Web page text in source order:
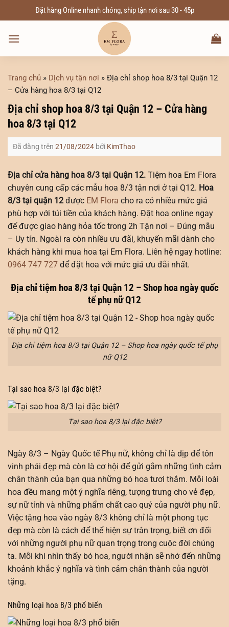
đến
dung
Đặt hàng Online nhanh chóng, ship tận nơi sau 30 - 45p
Trang chủ » Dịch vụ tận nơi » Địa chỉ shop hoa 8/3 tại Quận 12
– Cửa hàng hoa 8/3 tại Q12
Địa chỉ shop hoa 8/3 tại Quận 12 – Cửa hàng
hoa 8/3 tại Q12
Đã đăng trên 21/08/2024 bởi KimThao
Địa chỉ cửa hàng hoa 8/3 tại Quận 12. Tiệm hoa Em Flora
chuyên cung cấp các mẫu hoa 8/3 tận nơi ở tại Q12. Hoa
8/3 tại quận 12 được EM Flora cho ra có nhiều mức giá
phù hợp với túi tiền của khách hàng. Đặt hoa online ngay
để được giao hàng hỏa tốc trong 2h Tận nơi – Đúng mẫu
– Uy tín. Ngoài ra còn nhiều ưu đãi, khuyến mãi dành cho
khách hàng khi mua hoa tại Em Flora. Liên hệ ngay hotline:
0964 747 727 để đặt hoa với mức giá ưu đãi nhất.
Địa chỉ tiệm hoa 8/3 tại Quận 12 – Shop hoa ngày quốc
tế phụ nữ Q12
Địa chỉ tiệm hoa 8/3 tại Quận 12 – Shop hoa ngày quốc tế phụ
nữ Q12
Tại sao hoa 8/3 lại đặc biệt?
Tại sao hoa 8/3 lại đặc biệt?
Ngày 8/3 – Ngày Quốc tế Phụ nữ, không chỉ là dịp để tôn
vinh phái đẹp mà còn là cơ hội để gửi gắm những tình cảm
chân thành của bạn qua những bó hoa tươi thắm. Mỗi loài
hoa đều mang một ý nghĩa riêng, tượng trưng cho vẻ đẹp,
sự nữ tính và những phẩm chất cao quý của người phụ nữ.
Việc tặng hoa vào ngày 8/3 không chỉ là một phong tục
đẹp mà còn là cách để thể hiện sự trân trọng, biết ơn đối
với những người phụ nữ quan trọng trong cuộc đời chúng
ta. Mỗi khi nhìn thấy bó hoa, người nhận sẽ nhớ đến những
khoảnh khắc ý nghĩa và tình cảm chân thành của người
tặng.
Những loại hoa 8/3 phổ biến